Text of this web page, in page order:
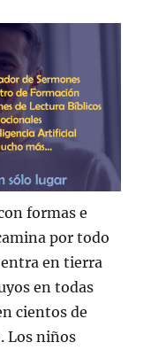
formas e
por todo
en tierra
en todas
cientos de
Los niños